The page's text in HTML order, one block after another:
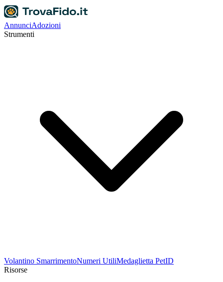
AnnunciAdozioni
Strumenti
Volantino SmarrimentoNumeri UtiliMedaglietta PetID
Risorse